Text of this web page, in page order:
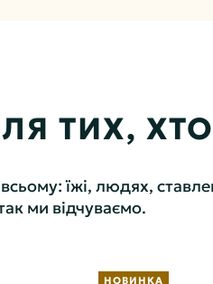
ТИХ, ХТО
їжі, людях,
ми відчуваємо.
НОВИНКА